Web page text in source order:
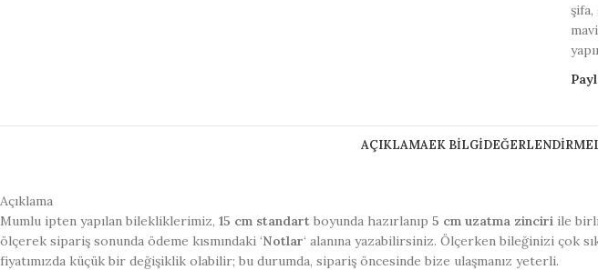
şifa,
mavi
AÇIKLAMAEK BILGI
Açıklama
Mumlu ipten yapılan bilekliklerimiz, 15 cm standart boyunda hazırlanıp 5 cm uzatma zinciri ile
ölçerek sipariş sonunda ödeme kısmındaki ‘Notlar‘ alanına yazabilirsiniz. Ölçerken bileğinizi çok
fiyatımızda küçük bir değişiklik olabilir; bu durumda, sipariş öncesinde bize ulaşmanız yeterli.